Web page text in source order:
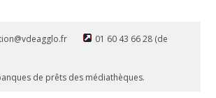
01 60 43 66 28 (de
de prêts des médiathèques.